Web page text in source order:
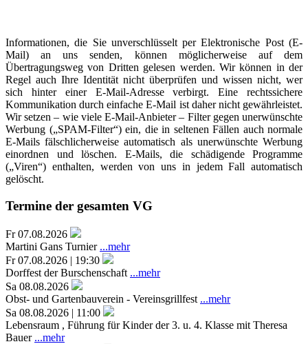
Informationen, die Sie unverschlüsselt per Elektronische Post (E-
Mail) an uns senden, können möglicherweise auf dem
Übertragungsweg von Dritten gelesen werden. Wir können in der
Regel auch Ihre Identität nicht überprüfen und wissen nicht, wer
sich hinter einer E-Mail-Adresse verbirgt. Eine rechtssichere
Kommunikation durch einfache E-Mail ist daher nicht gewährleistet.
Wir setzen – wie viele E-Mail-Anbieter – Filter gegen unerwünschte
Werbung („SPAM-Filter“) ein, die in seltenen Fällen auch normale
E-Mails fälschlicherweise automatisch als unerwünschte Werbung
einordnen und löschen. E-Mails, die schädigende Programme
(„Viren“) enthalten, werden von uns in jedem Fall automatisch
gelöscht.
Termine der gesamten VG
Fr 07.08.2026
Martini Gans Turnier ...mehr
Fr 07.08.2026 | 19:30
Dorffest der Burschenschaft ...mehr
Sa 08.08.2026
Obst- und Gartenbauverein - Vereinsgrillfest ...mehr
Sa 08.08.2026 | 11:00
Lebensraum , Führung für Kinder der 3. u. 4. Klasse mit Theresa
Bauer ...mehr